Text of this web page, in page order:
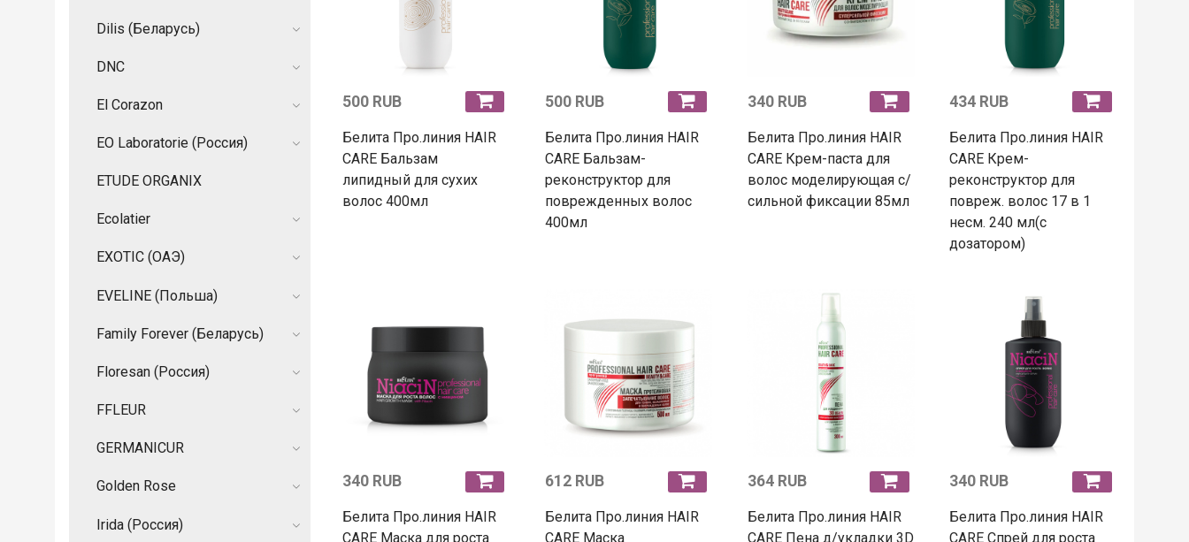
500 RUB
Белита Про.линия HAIR
CARE Бальзам
липидный для сухих
волос 400мл
500 RUB
Белита Про.линия HAIR
CARE Бальзам-
реконструктор для
поврежденных волос
400мл
340 RUB
Белита Про.линия HAIR
CARE Крем-паста для
волос моделирующая с/
сильной фиксации 85мл
434 RUB
Белита Про.линия HAIR
CARE Крем-
реконструктор для
повреж. волос 17 в 1
несм. 240 мл(с
дозатором)
340 RUB
Белита Про.линия HAIR
CARE Маска для роста
612 RUB
Белита Про.линия HAIR
CARE Маска
364 RUB
Белита Про.линия HAIR
CARE Пена д/укладки 3D
340 RUB
Белита Про.линия HAIR
CARE Спрей для роста
Dilis (Беларусь)
DNC
El Corazon
EO Laboratorie (Россия)
ETUDE ORGANIX
Ecolatier
EXOTIC (ОАЭ)
EVELINE (Польша)
Family Forever (Беларусь)
Floresan (Россия)
FFLEUR
GERMANIСUR
Golden Rose
Irida (Россия)